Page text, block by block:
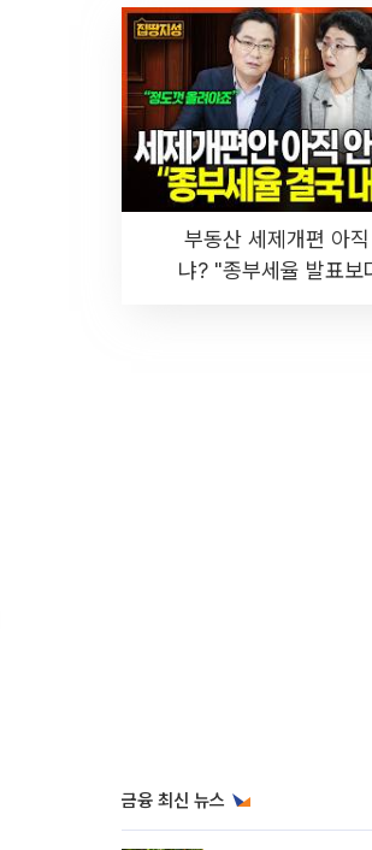
부동산 세제개편 아
냐? "종부세율 발표보
금융 최신 뉴스